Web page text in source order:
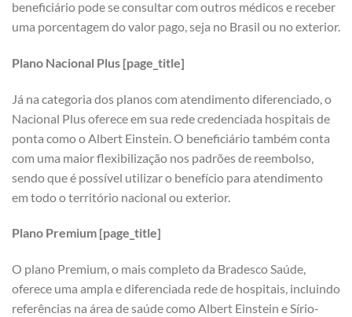
beneficiário pode se consultar com outros médicos e receber
uma porcentagem do valor pago, seja no Brasil ou no exterior.
Plano Nacional Plus [page_title]
Já na categoria dos planos com atendimento diferenciado, o
Nacional Plus oferece em sua rede credenciada hospitais de
ponta como o Albert Einstein. O beneficiário também conta
com uma maior flexibilização nos padrões de reembolso,
sendo que é possível utilizar o benefício para atendimento
em todo o território nacional ou exterior.
Plano Premium [page_title]
O plano Premium, o mais completo da Bradesco Saúde,
oferece uma ampla e diferenciada rede de hospitais, incluindo
referências na área de saúde como Albert Einstein e Sírio-